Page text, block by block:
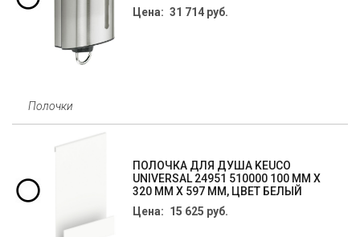
Цена: 31 714 руб.
Полочки
ПОЛОЧКА ДЛЯ ДУША KEUCO
UNIVERSAL 24951 510000 100 ММ Х
320 ММ Х 597 ММ, ЦВЕТ БЕЛЫЙ
Цена: 15 625 руб.